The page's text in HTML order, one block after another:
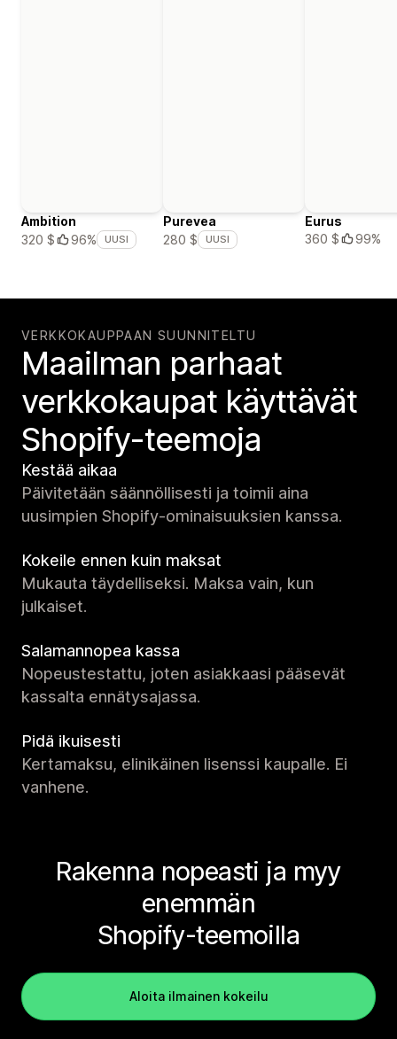
Ambition
320 $
96% UUSI
Purevea
280 $
UUSI
Eurus
360 $
99%
VERKKOKAUPPAAN SUUNNITELTU
Maailman parhaat
verkko­kaupat käyttävät
Shopify-teemoja
Kestää aikaa
Päivitetään säännöllisesti ja toimii aina
uusimpien Shopify-ominaisuuksien kanssa.
Kokeile ennen kuin maksat
Mukauta täydelliseksi. Maksa vain, kun
julkaiset.
Salamannopea kassa
Nopeustestattu, joten asiakkaasi pääsevät
kassalta ennätysajassa.
Pidä ikuisesti
Kertamaksu, elinikäinen lisenssi kaupalle. Ei
vanhene.
Rakenna nopeasti ja myy
enemmän
Shopify-teemoilla
Aloita ilmainen kokeilu